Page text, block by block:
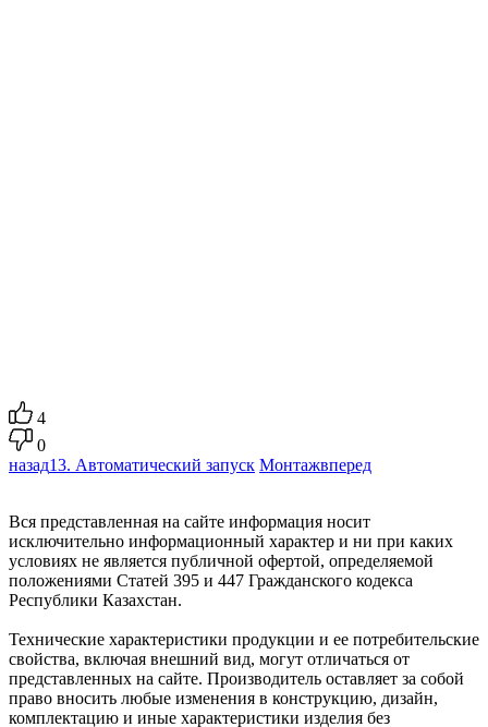
4
0
назад13. Автоматический запуск Монтажвперед
Вся представленная на сайте информация носит
исключительно информационный характер и ни при каких
условиях не является публичной офертой, определяемой
положениями Статей 395 и 447 Гражданского кодекса
Республики Казахстан.
Технические характеристики продукции и ее потребительские
свойства, включая внешний вид, могут отличаться от
представленных на сайте. Производитель оставляет за собой
право вносить любые изменения в конструкцию, дизайн,
комплектацию и иные характеристики изделия без